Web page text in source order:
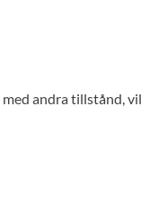
andra tillstånd,